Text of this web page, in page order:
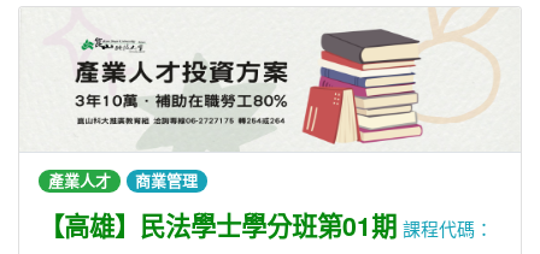
產業人才 商業管理
【高雄】民法學士學分班第01期 課程代碼：